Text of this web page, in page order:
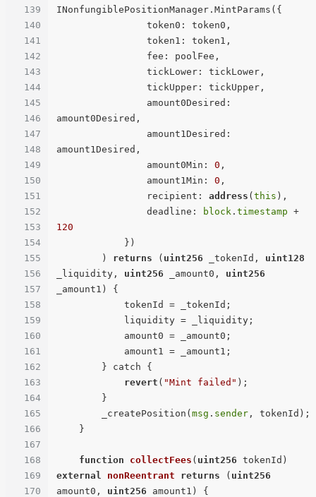
139
140
141
142
143
144
145
146
147
148
149
150
151
152
153
154
155
156
157
158
159
160
161
162
163
164
165
166
167
168
169
170
INonfungiblePositionManager.MintParams({
amount0Desired,
amount1Desired,
                amount0Min:
0 ,
                amount1Min:
0 ,
                recipient:
address ( this ),
                deadline:
block . timestamp
120
        )
returns ( uint256 _tokenId, uint128
_liquidity, uint256 _amount0, uint256
_amount1) {
revert ( "Mint failed" );
        _createPosition(
msg . sender , tokenId);
function collectFees ( uint256 tokenId
external
nonReentrant returns ( uint256
amount0, uint256 amount1 ) {